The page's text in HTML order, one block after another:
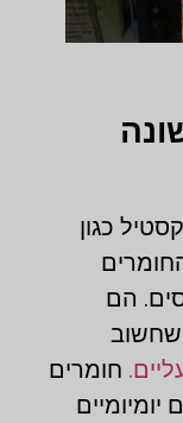
כגון
הם
שחשוב
חומרים